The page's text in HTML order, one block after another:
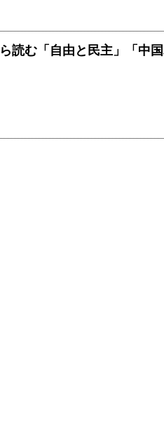
読む「自由と民主」「中
サプライチェーン｜中村